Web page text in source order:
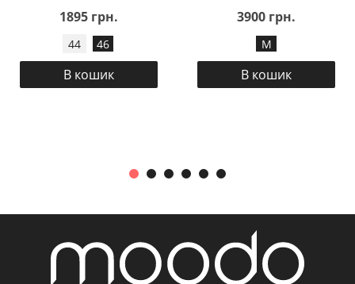
1895 грн.
44 46
В кошик
3900 грн.
M
В кошик